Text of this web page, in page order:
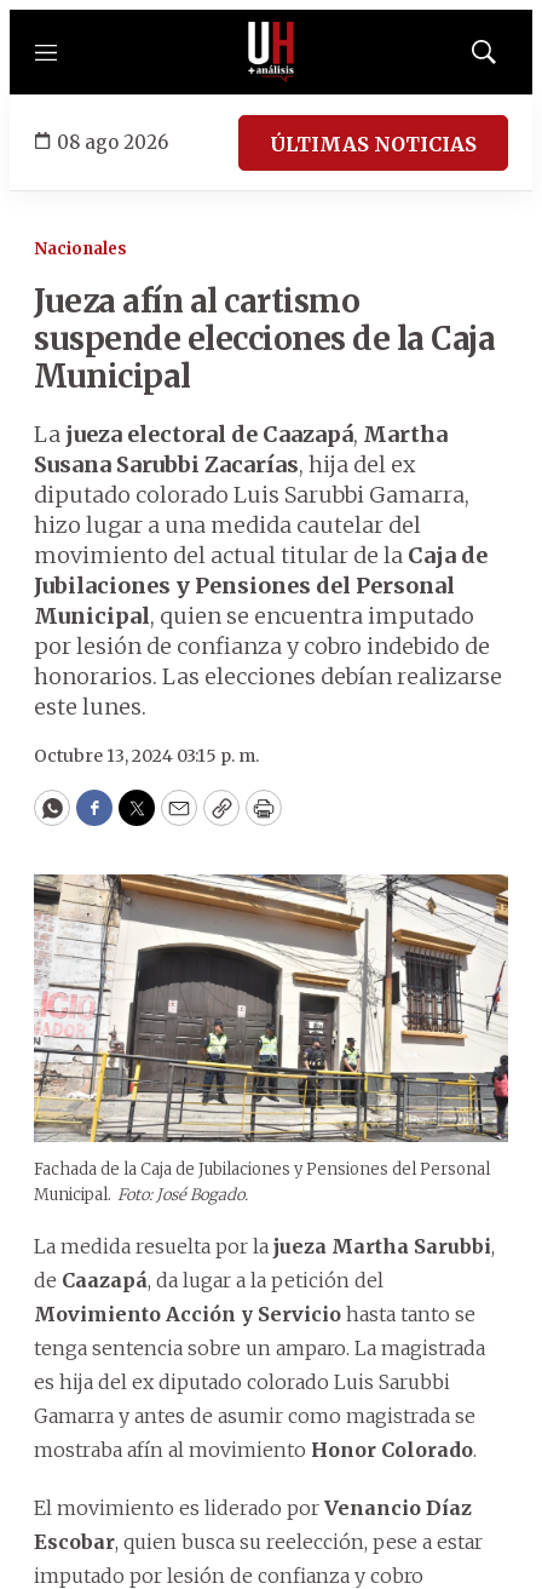
Menú
Mostrar
08 ago 2026 ÚLTIMAS NOTICIAS
Nacionales
Jueza afín al cartismo
suspende elecciones de la Caja
Municipal
La jueza electoral de Caazapá, Martha
Susana Sarubbi Zacarías, hija del ex
diputado colorado Luis Sarubbi Gamarra,
hizo lugar a una medida cautelar del
movimiento del actual titular de la Caja de
Jubilaciones y Pensiones del Personal
Municipal, quien se encuentra imputado
por lesión de confianza y cobro indebido de
honorarios. Las elecciones debían realizarse
este lunes.
Octubre 13, 2024 03:15 p. m.
WhatsApp
Facebook
Twitter
EmailCopyPrint
Fachada de la Caja de Jubilaciones y Pensiones del Personal
Municipal. Foto: José Bogado.
La medida resuelta por la jueza Martha Sarubbi,
de Caazapá, da lugar a la petición del
Movimiento Acción y Servicio hasta tanto se
tenga sentencia sobre un amparo. La magistrada
es hija del ex diputado colorado Luis Sarubbi
Gamarra y antes de asumir como magistrada se
mostraba afín al movimiento Honor Colorado.
El movimiento es liderado por Venancio Díaz
Escobar, quien busca su reelección, pese a estar
imputado por lesión de confianza y cobro